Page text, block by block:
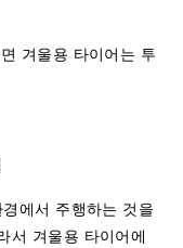
겨울용 타이어는 투
경에서 주행하는 것을
서 겨울용 타이어에